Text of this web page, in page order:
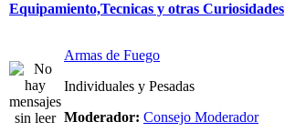
Equipamiento,Tecnicas y otras Curiosidades
Armas de Fuego
Individuales y Pesadas
Moderador: Consejo Moderador